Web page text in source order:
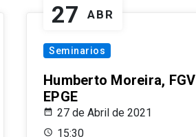
27 ABR
Seminarios
Humberto Moreira, FGV
EPGE
27 de Abril de 2021
15:30